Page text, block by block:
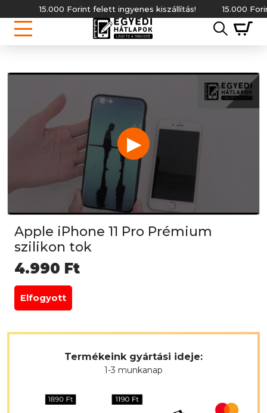
15.000 Forint felett ingyenes kiszállítás! 15.000
▶
Apple iPhone 11 Pro Prémium
szilikon tok
4.990 Ft
Elfogyott
Termékeink gyártási ideje:
1-3 munkanap